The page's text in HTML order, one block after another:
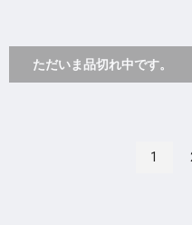
ただいま品切れ中です。
1